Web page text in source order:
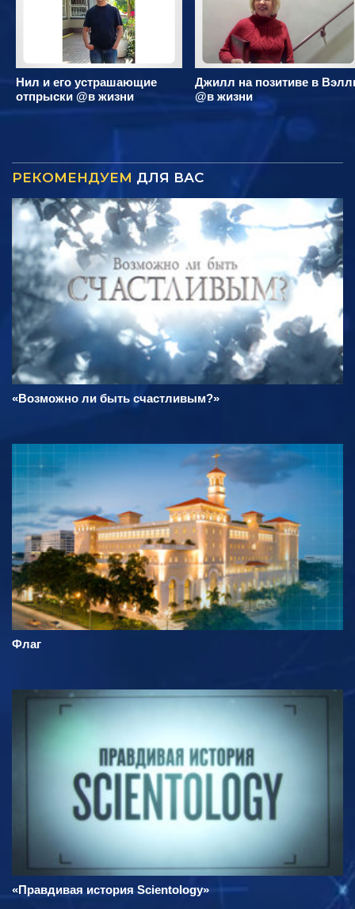
Нил и его устрашающие
отпрыски @в жизни
Джилл на позитиве в
@в жизни
РЕКОМЕНДУЕМ ДЛЯ ВАС
«Возможно ли быть счастливым?»
Флаг
«Правдивая история Scientology»